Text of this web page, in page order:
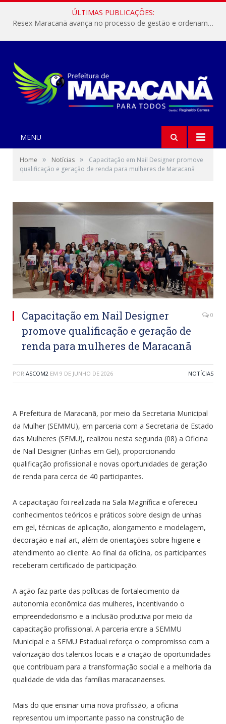
ÚLTIMAS PUBLICAÇÕES:
Resex Maracanã avança no processo de gestão e ordenamento do turismo em nossas áreas protegidas.
MENU
Home » Notícias »
Capacitação em Nail Designer promove
qualificação e geração de renda para mulheres de Maracanã
Capacitação em Nail Designer
promove qualificação e geração de
renda para mulheres de Maracanã
0
POR ASCOM2 EM 9 DE JUNHO DE 2026 NOTÍCIAS
A Prefeitura de Maracanã, por meio da Secretaria Municipal
da Mulher (SEMMU), em parceria com a Secretaria de Estado
das Mulheres (SEMU), realizou nesta segunda (08) a Oficina
de Nail Designer (Unhas em Gel), proporcionando
qualificação profissional e novas oportunidades de geração
de renda para cerca de 40 participantes.
A capacitação foi realizada na Sala Magnífica e ofereceu
conhecimentos teóricos e práticos sobre design de unhas
em gel, técnicas de aplicação, alongamento e modelagem,
decoração e nail art, além de orientações sobre higiene e
atendimento ao cliente. Ao final da oficina, os participantes
receberam certificado de participação.
A ação faz parte das políticas de fortalecimento da
autonomia econômica das mulheres, incentivando o
empreendedorismo e a inclusão produtiva por meio da
capacitação profissional. A parceria entre a SEMMU
Municipal e a SEMU Estadual reforça o compromisso com a
valorização dos talentos locais e a criação de oportunidades
que contribuam para a transformação social e a melhoria da
qualidade de vida das famílias maracanaenses.
Mais do que ensinar uma nova profissão, a oficina
representou um importante passo na construção de